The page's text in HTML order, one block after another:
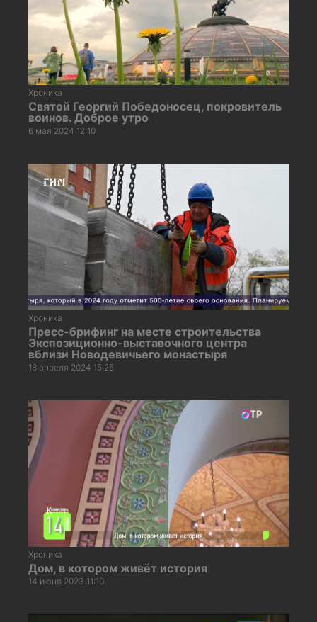
Хроника
Святой Георгий Победоносец, покровитель
воинов. Доброе утро
6 мая 2024 12:10
Хроника
Пресс-брифинг на месте строительства
Экспозиционно-выставочного центра
вблизи Новодевичьего монастыря
18 апреля 2024 15:25
Хроника
Дом, в котором живёт история
14 июня 2023 11:10